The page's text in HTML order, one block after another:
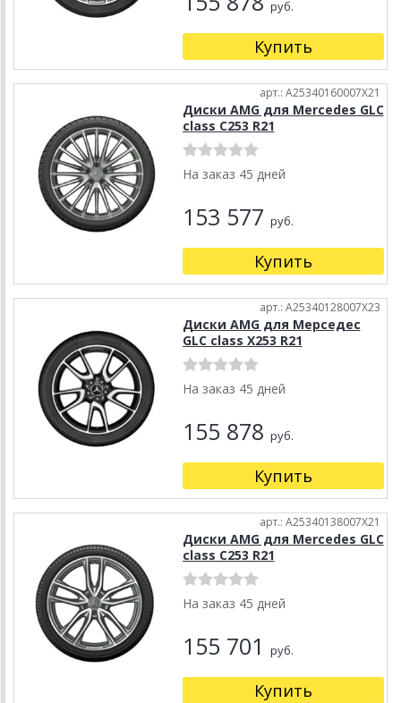
руб.
Купить
арт.: A25340160007X21
Диски AMG для Mercedes GLC
class C253 R21
На заказ 45 дней
153 577 руб.
Купить
арт.: A25340128007X23
Диски AMG для Мерседес
GLC class X253 R21
На заказ 45 дней
155 878 руб.
Купить
арт.: A25340138007X21
Диски AMG для Mercedes GLC
class C253 R21
На заказ 45 дней
155 701 руб.
Купить